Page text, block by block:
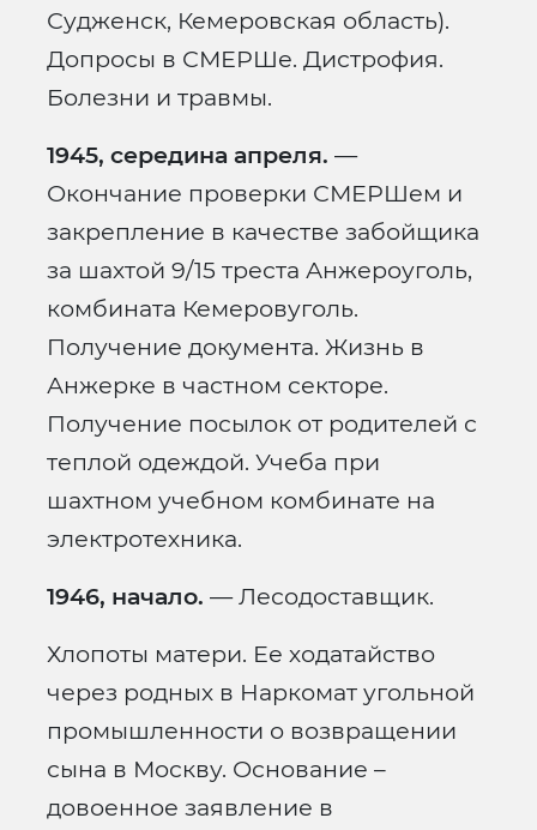
Судженск, Кемеровская область).
Допросы в СМЕРШе. Дистрофия.
Болезни и травмы.
1945, середина апреля. —
Окончание проверки СМЕРШем и
закрепление в качестве забойщика
за шахтой 9/15 треста Анжероуголь,
комбината Кемеровуголь.
Получение документа. Жизнь в
Анжерке в частном секторе.
Получение посылок от родителей с
теплой одеждой. Учеба при
шахтном учебном комбинате на
электротехника.
1946, начало. — Лесодоставщик.
Хлопоты матери. Ее ходатайство
через родных в Наркомат угольной
промышленности о возвращении
сына в Москву. Основание –
довоенное заявление в